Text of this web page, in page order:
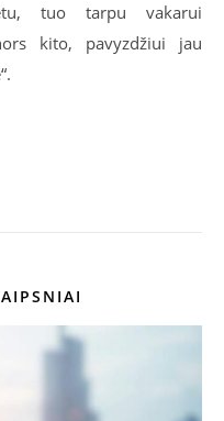
tuo tarpu vakarui
kito, pavyzdžiui jau